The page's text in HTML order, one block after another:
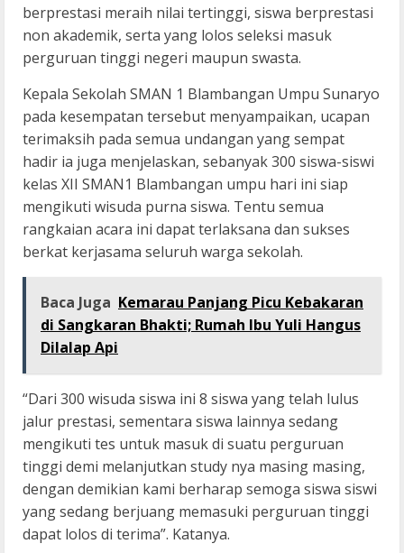
berprestasi meraih nilai tertinggi, siswa berprestasi
non akademik, serta yang lolos seleksi masuk
perguruan tinggi negeri maupun swasta.
Kepala Sekolah SMAN 1 Blambangan Umpu Sunaryo
pada kesempatan tersebut menyampaikan, ucapan
terimaksih pada semua undangan yang sempat
hadir ia juga menjelaskan, sebanyak 300 siswa-siswi
kelas XII SMAN1 Blambangan umpu hari ini siap
mengikuti wisuda purna siswa. Tentu semua
rangkaian acara ini dapat terlaksana dan sukses
berkat kerjasama seluruh warga sekolah.
Baca Juga Kemarau Panjang Picu Kebakaran
di Sangkaran Bhakti; Rumah Ibu Yuli Hangus
Dilalap Api
“Dari 300 wisuda siswa ini 8 siswa yang telah lulus
jalur prestasi, sementara siswa lainnya sedang
mengikuti tes untuk masuk di suatu perguruan
tinggi demi melanjutkan study nya masing masing,
dengan demikian kami berharap semoga siswa siswi
yang sedang berjuang memasuki perguruan tinggi
dapat lolos di terima”. Katanya.